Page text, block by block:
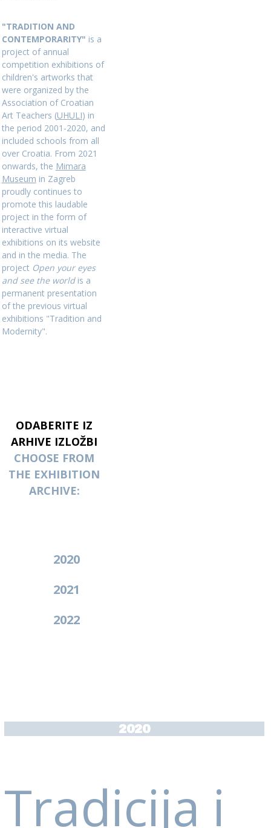
"TRADITION AND
CONTEMPORARITY" is a
project of annual
competition exhibitions of
children's artworks that
were organized by the
Association of Croatian
Art Teachers (UHULI) in
the period 2001-2020, and
included schools from all
over Croatia. From 2021
onwards, the Mimara
Museum in Zagreb
proudly continues to
promote this laudable
project in the form of
interactive virtual
exhibitions on its website
and in the media. The
project Open your eyes
and see the worldis a
permanent presentation
of the previous virtual
exhibitions "Tradition and
Modernity".
ODABERITE IZ
ARHIVE IZLOŽBI
CHOOSE FROM
THE EXHIBITION
ARCHIVE:
2020
2021
2022
2020
Tradicija i